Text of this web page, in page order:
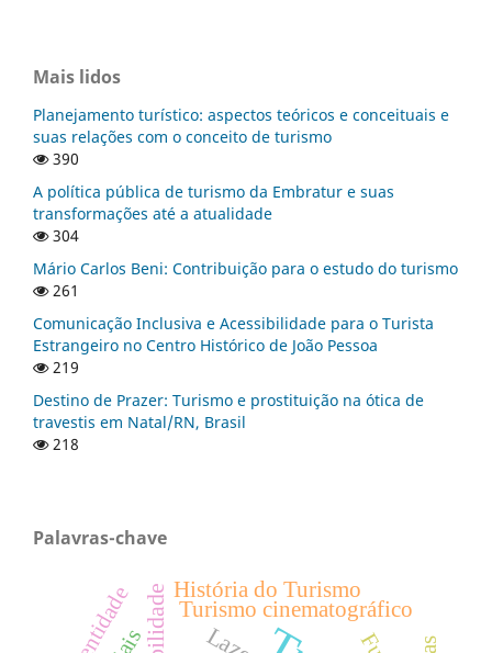
Mais lidos
Planejamento turístico: aspectos teóricos e conceituais e
suas relações com o conceito de turismo
390
A política pública de turismo da Embratur e suas
transformações até a atualidade
304
Mário Carlos Beni: Contribuição para o estudo do turismo
261
Comunicação Inclusiva e Acessibilidade para o Turista
Estrangeiro no Centro Histórico de João Pessoa
219
Destino de Prazer: Turismo e prostituição na ótica de
travestis em Natal/RN, Brasil
218
Palavras-chave
Turismo cinematográfico
Identidade História do Turismo